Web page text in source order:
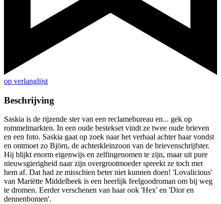
op verlanglijst
Beschrijving
Saskia is de rijzende ster van een reclamebureau en... gek op
rommelmarkten. In een oude bestekset vindt ze twee oude brieven
en een foto. Saskia gaat op zoek naar het verhaal achter haar vondst
en ontmoet zo Björn, de achterkleinzoon van de brievenschrijfster.
Hij blijkt enorm eigenwijs en zelfingenomen te zijn, maar uit pure
nieuwsgierigheid naar zijn overgrootmoeder spreekt ze toch met
hem af. Dat had ze misschien beter niet kunnen doen! 'Lovalicious'
van Mariëtte Middelbeek is een heerlijk feelgoodroman om bij weg
te dromen. Eerder verschenen van haar ook 'Hex' en 'Dior en
dennenbomen'.